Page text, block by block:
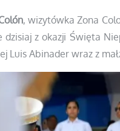
, wizytówka Zona
z okazji Święta
Luis Abinader wraz z